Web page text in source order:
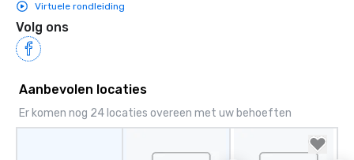
Virtuele rondleiding
Volg ons
Aanbevolen locaties
Er komen nog 24 locaties overeen met uw behoeften